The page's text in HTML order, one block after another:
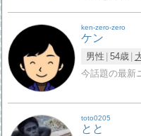
ken-zero-zero
ケン
男性 54歳
今話題の最新
toto0205
とと